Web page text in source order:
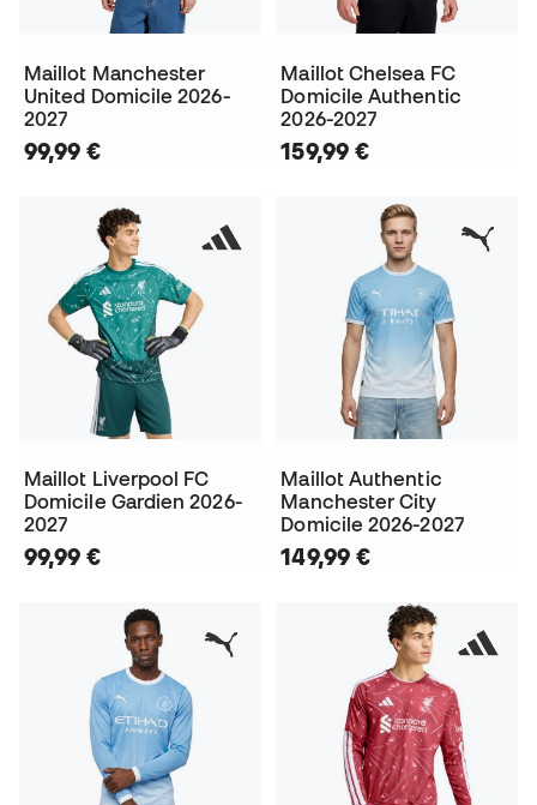
Maillot Manchester
United Domicile 2026-
2027
99,99 €
Maillot Chelsea FC
Domicile Authentic
2026-2027
159,99 €
Maillot Liverpool FC
Domicile Gardien 2026-
2027
99,99 €
Maillot Authentic
Manchester City
Domicile 2026-2027
149,99 €